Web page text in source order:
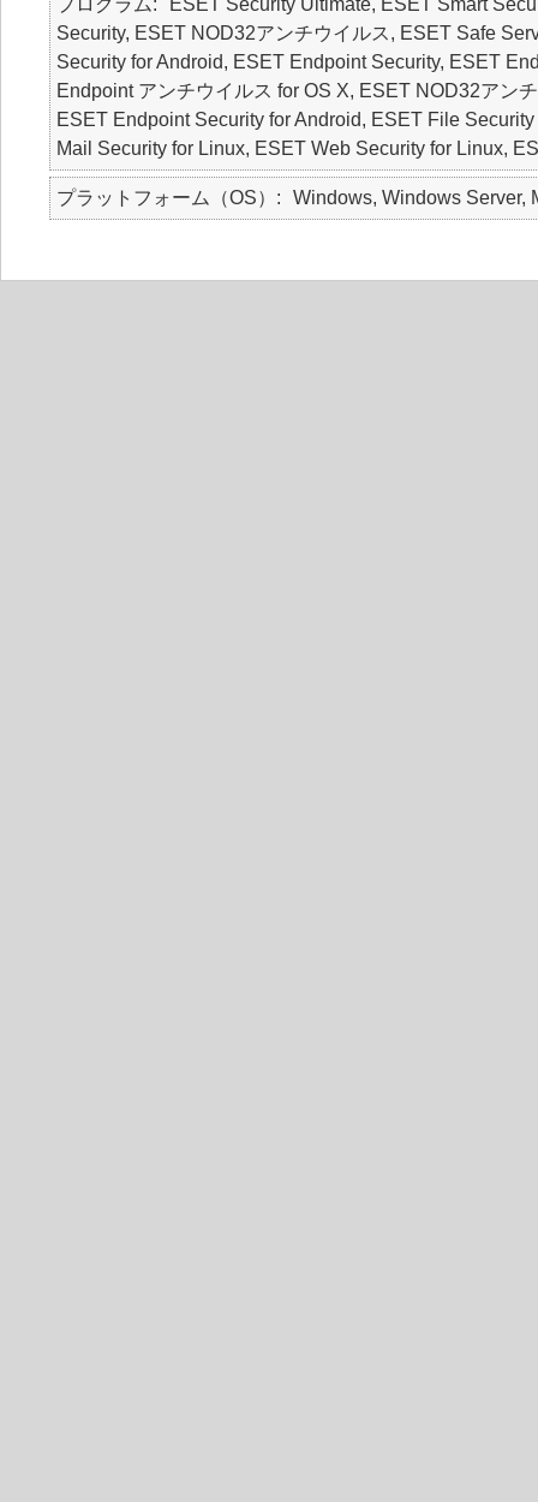
プログラム
ESET Security Ultimate, ESET Smart
Security, ESET NOD32アンチウイルス, ESET Safe
Security for Android, ESET Endpoint Security, ESET
Endpoint アンチウイルス for OS X, ESET NOD32アン
ESET Endpoint Security for Android, ESET File
Mail Security for Linux, ESET Web Security for Linux,
プラットフォーム（OS） Windows, Windows Server,